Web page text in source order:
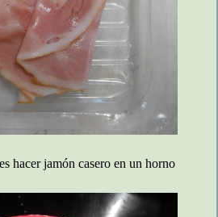
hacer jamón casero en un horno